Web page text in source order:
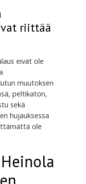
riittää
eivät ole
muutoksen
peltikaton,
sekä
hujauksessa
ole